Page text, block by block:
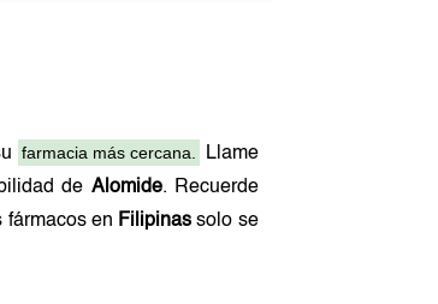
farmacia más cercana.
Llame
de Alomide. Recuerde
fármacos en Filipinas solo se